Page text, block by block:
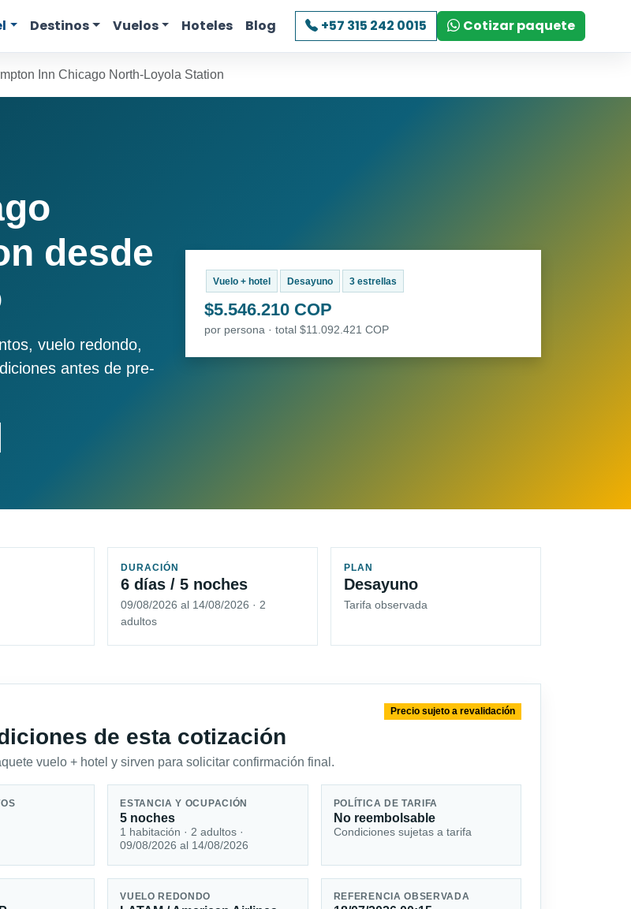
Destinos Vuelos Hoteles Blog +57 315 242 0015 Cotizar paquete
Inn Chicago North-Loyola Station
desde
vuelo redondo,
antes de pre-
Vuelo + hotel Desayuno 3 estrellas
$5.546.210 COP
por persona · total $11.092.421 COP
DURACIÓN
6 días / 5 noches
09/08/2026 al 14/08/2026 · 2
adultos
PLAN
Desayuno
Tarifa observada
de esta cotización
vuelo + hotel y sirven para solicitar confirmación final.
Precio sujeto a revalidación
ESTANCIA Y OCUPACIÓN
5 noches
1 habitación · 2 adultos ·
09/08/2026 al 14/08/2026
POLÍTICA DE TARIFA
No reembolsable
Condiciones sujetas a tarifa
VUELO REDONDO REFERENCIA OBSERVADA